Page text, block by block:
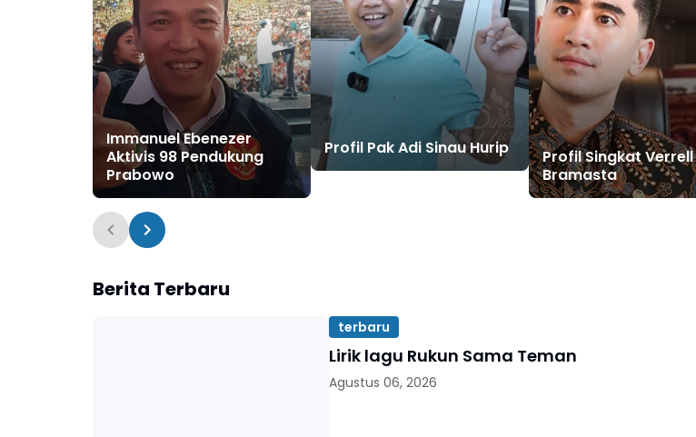
Immanuel Ebenezer
Aktivis 98 Pendukung
Prabowo
Profil Pak Adi Sinau Hurip
Profil Singkat Verrell
Bramasta
Berita Terbaru
terbaru
Lirik lagu Rukun Sama Teman
Agustus 06, 2026